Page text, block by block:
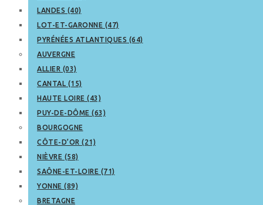
LANDES (40)
LOT-ET-GARONNE (47)
PYRÉNÉES ATLANTIQUES (64)
AUVERGNE
ALLIER (03)
CANTAL (15)
HAUTE LOIRE (43)
PUY-DE-DÔME (63)
BOURGOGNE
CÔTE-D’OR (21)
NIÈVRE (58)
SAÔNE-ET-LOIRE (71)
YONNE (89)
BRETAGNE